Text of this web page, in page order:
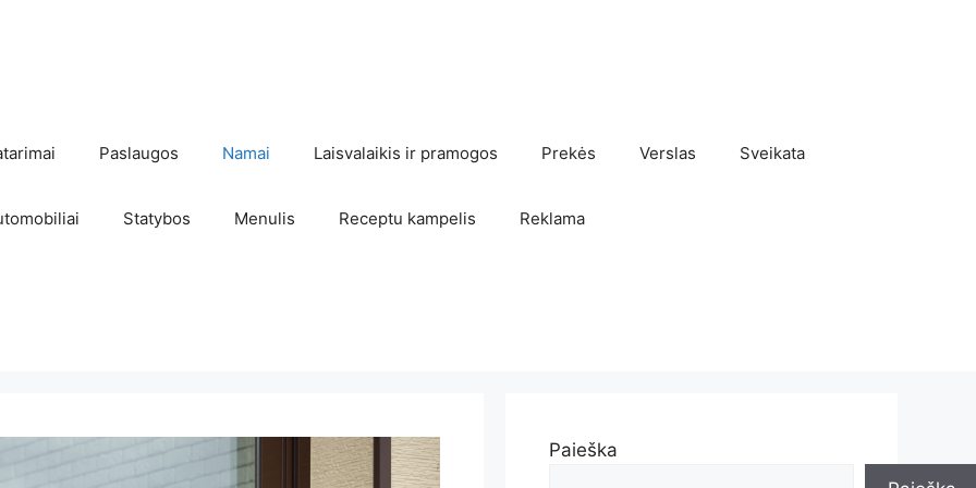
Paslaugos Namai Laisvalaikis ir pramogos Prekės Verslas Sveikata
Statybos Menulis Receptu kampelis Reklama
Paieška